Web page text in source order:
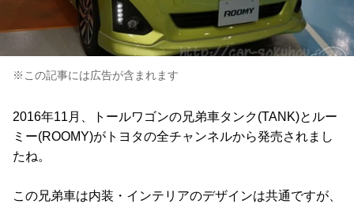
※この記事には広告が含まれます
2016年11月、トールワゴンの兄弟車タンク(TANK)とルー
ミー(ROOMY)がトヨタの全チャンネルから発売されまし
たね。
この兄弟車は内装・インテリアのデザインは共通ですが、